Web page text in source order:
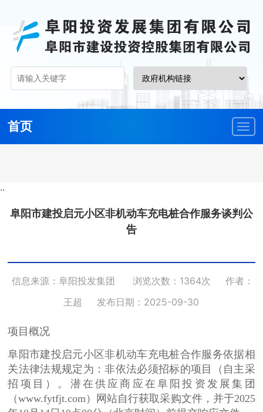
首页
··
阜阳市建投启元小区非机动车充电桩合作服务谈判公
告
信息来源：阜阳投发集团 浏览次数：1364次
作者：
王超
发布日期：2025-09-30
项目概况
阜阳市建投启元小区非机动车充电桩合作服务依据相
关法律法规规定为：非依法必须招标的项目（自主采
招项目）。潜在供应商应在阜阳投资发展集团
（www.fytfjt.com）网站自行获取采购文件，并于2025